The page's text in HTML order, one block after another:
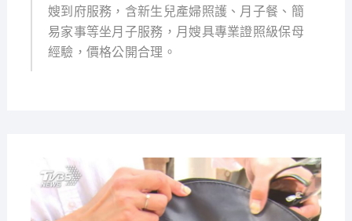
嫂到府服務，含新生兒產婦照護、月子餐、簡
易家事等坐月子服務，月嫂具專業證照級保母
經驗，價格公開合理。